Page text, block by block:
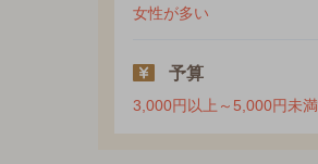
女性が多い
予算
3,000円以上～5,000円未満